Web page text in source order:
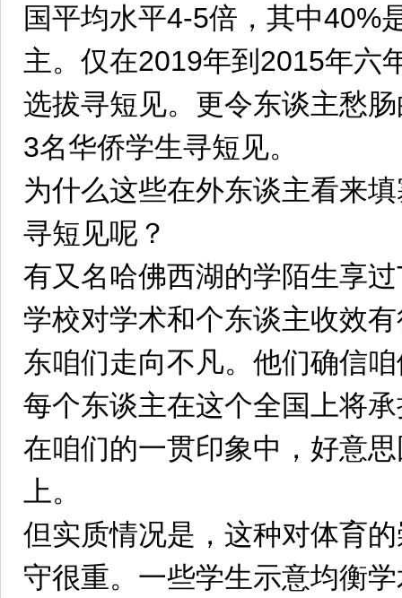
国平均水平4-5倍，其中40%
主。仅在2019年到2015年六
选拔寻短见。更令东谈主愁
3名华侨学生寻短见。
为什么这些在外东谈主看来
寻短见呢？
有又名哈佛西湖的学陌生享
学校对学术和个东谈主收效
东咱们走向不凡。他们确信
每个东谈主在这个全国上将
在咱们的一贯印象中，好意
上。
但实质情况是，这种对体育
守很重。一些学生示意均衡